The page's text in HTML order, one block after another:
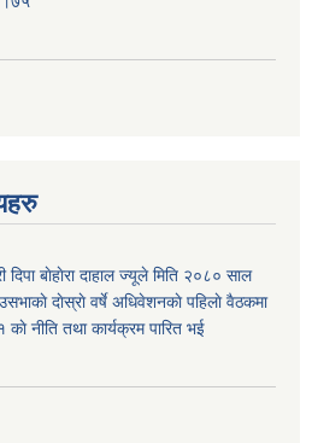
दिपा बाेहाेरा दाहाल ज्यूले मिति २०८० साल
दाेस्राे वर्षे अधिवेशनकाे पहिलाे वैठकमा
नीति तथा कार्यक्रम पारित भई